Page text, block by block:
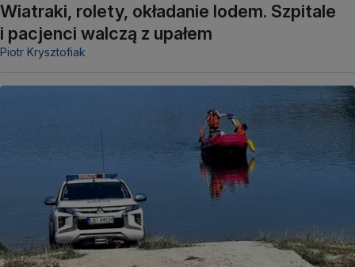
Wiatraki, rolety, okładanie lodem. Szpitale
i pacjenci walczą z upałem
Piotr Krysztofiak